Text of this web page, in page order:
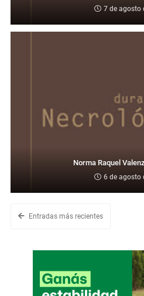
7 de agosto
Norma Raquel
6 de agosto
Entradas más recientes